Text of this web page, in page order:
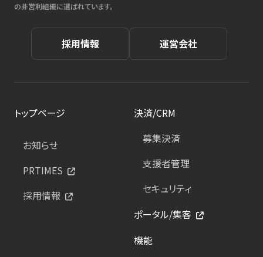
の非営利組織に選ばれています。
採用情報 運営会社
トップページ
お知らせ
PRTIMES
採用情報
決済/CRM
募集決済
支援者管理
セキュリティ
ポータル/集客
機能